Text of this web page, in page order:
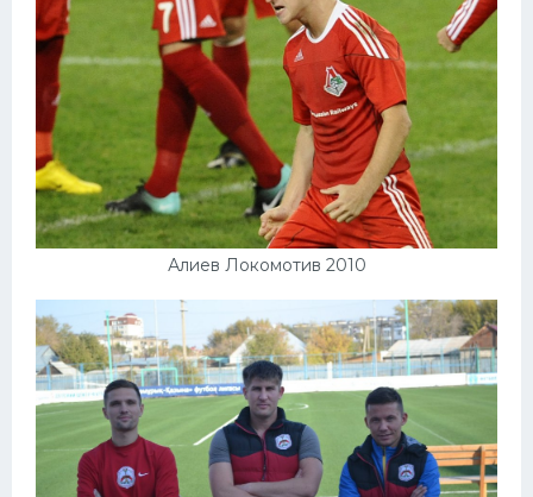
Алиев Локомотив 2010